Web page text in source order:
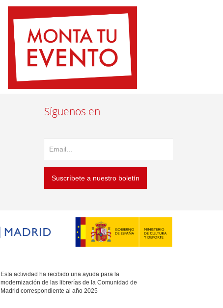
Síguenos en
Suscríbete a nuestro boletín
Esta actividad ha recibido una ayuda para la
modernización de las librerías de la Comunidad de
Madrid correspondiente al año 2025